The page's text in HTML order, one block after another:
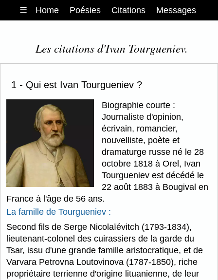
☰ Home Poésies Citations Messages
Les citations d'Ivan Tourgueniev.
1 - Qui est Ivan Tourgueniev ?
Biographie courte :
Journaliste d'opinion,
écrivain, romancier,
nouvelliste, poète et
dramaturge russe né le 28
octobre 1818 à Orel, Ivan
Tourgueniev est décédé le
22 août 1883 à Bougival en
France à l'âge de 56 ans.
La famille de Tourgueniev :
Second fils de Serge Nicolaïévitch (1793-1834),
lieutenant-colonel des cuirassiers de la garde du
Tsar, issu d'une grande famille aristocratique, et de
Varvara Petrovna Loutovinova (1787-1850), riche
propriétaire terrienne d'origine lituanienne, de leur